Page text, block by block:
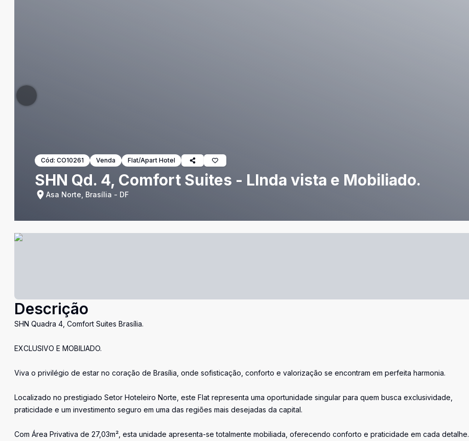
Cód: CO10261 Venda Flat/Apart Hotel
SHN Qd. 4, Comfort Suites - LInda vista e Mobiliado.
Asa Norte, Brasília - DF
Descrição
SHN Quadra 4, Comfort Suites Brasília.
EXCLUSIVO E MOBILIADO.
Viva o privilégio de estar no coração de Brasília, onde sofisticação, conforto e valorização se encontram em perfeita harmonia.
Localizado no prestigiado Setor Hoteleiro Norte, este Flat representa uma oportunidade singular para quem busca exclusividade,
praticidade e um investimento seguro em uma das regiões mais desejadas da capital.
Com Área Privativa de 27,03m², esta unidade apresenta-se totalmente mobiliada, oferecendo conforto e praticidade em cada detalhe.